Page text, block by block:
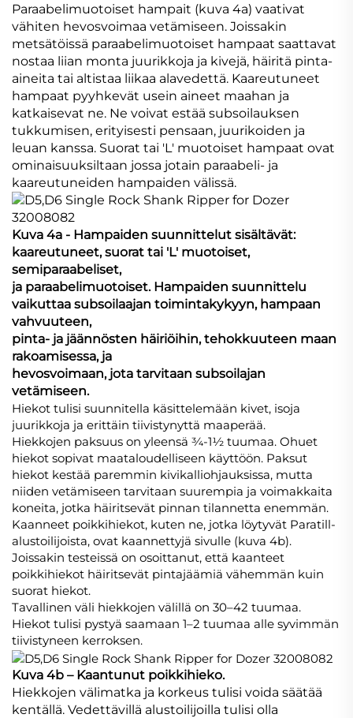
Paraabelimuotoiset hampait (kuva 4a) vaativat
vähiten hevosvoimaa vetämiseen. Joissakin
metsätöissä paraabelimuotoiset hampaat saattavat
nostaa liian monta juurikkoja ja kivejä, häiritä pinta-
aineita tai altistaa liikaa alavedettä. Kaareutuneet
hampaat pyyhkevät usein aineet maahan ja
katkaisevat ne. Ne voivat estää subsoilauksen
tukkumisen, erityisesti pensaan, juurikoiden ja
leuan kanssa. Suorat tai 'L' muotoiset hampaat ovat
ominaisuuksiltaan jossa jotain paraabeli- ja
kaareutuneiden hampaiden välissä.
Kuva 4a - Hampaiden suunnittelut sisältävät:
kaareutuneet, suorat tai 'L' muotoiset,
semiparaabeliset,
ja paraabelimuotoiset. Hampaiden suunnittelu
vaikuttaa subsoilaajan toimintakykyyn, hampaan
vahvuuteen,
pinta- ja jäännösten häiriöihin, tehokkuuteen maan
rakoamisessa, ja
hevosvoimaan, jota tarvitaan subsoilajan
vetämiseen.
Hiekot tulisi suunnitella käsittelemään kivet, isoja
juurikkoja ja erittäin tiivistynyttä maaperää.
Hiekkojen paksuus on yleensä ¾-1½ tuumaa. Ohuet
hiekot sopivat maataloudelliseen käyttöön. Paksut
hiekot kestää paremmin kivikalliohjauksissa, mutta
niiden vetämiseen tarvitaan suurempia ja voimakkaita
koneita, jotka häiritsevät pinnan tilannetta enemmän.
Kaanneet poikkihiekot, kuten ne, jotka löytyvät Paratill-
alustoilijoista, ovat kaannettyjä sivulle (kuva 4b).
Joissakin testeissä on osoittanut, että kaanteet
poikkihiekot häiritsevät pintajäämiä vähemmän kuin
suorat hiekot.
Tavallinen väli hiekkojen välillä on 30–42 tuumaa.
Hiekot tulisi pystyä saamaan 1–2 tuumaa alle syvimmän
tiivistyneen kerroksen.
Kuva 4b – Kaantunut poikkihieko.
Hiekkojen välimatka ja korkeus tulisi voida säätää
kentällä. Vedettävillä alustoilijoilla tulisi olla